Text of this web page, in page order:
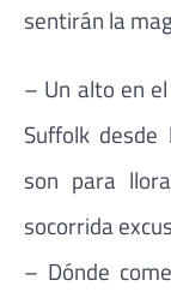
sentirán la
– Un alto en
Suffolk
son para
socorrida
– Dónde